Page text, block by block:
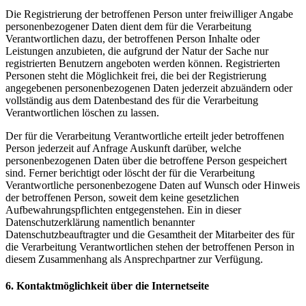
Die Registrierung der betroffenen Person unter freiwilliger Angabe
personenbezogener Daten dient dem für die Verarbeitung
Verantwortlichen dazu, der betroffenen Person Inhalte oder
Leistungen anzubieten, die aufgrund der Natur der Sache nur
registrierten Benutzern angeboten werden können. Registrierten
Personen steht die Möglichkeit frei, die bei der Registrierung
angegebenen personenbezogenen Daten jederzeit abzuändern oder
vollständig aus dem Datenbestand des für die Verarbeitung
Verantwortlichen löschen zu lassen.
Der für die Verarbeitung Verantwortliche erteilt jeder betroffenen
Person jederzeit auf Anfrage Auskunft darüber, welche
personenbezogenen Daten über die betroffene Person gespeichert
sind. Ferner berichtigt oder löscht der für die Verarbeitung
Verantwortliche personenbezogene Daten auf Wunsch oder Hinweis
der betroffenen Person, soweit dem keine gesetzlichen
Aufbewahrungspflichten entgegenstehen. Ein in dieser
Datenschutzerklärung namentlich benannter
Datenschutzbeauftragter und die Gesamtheit der Mitarbeiter des für
die Verarbeitung Verantwortlichen stehen der betroffenen Person in
diesem Zusammenhang als Ansprechpartner zur Verfügung.
6. Kontaktmöglichkeit über die Internetseite